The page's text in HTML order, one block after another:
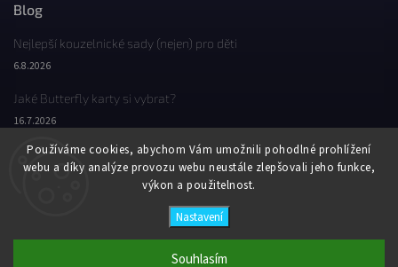
Používáme cookies, abychom Vám umožnili pohodlné prohlížení
webu a díky analýze provozu webu neustále zlepšovali jeho funkce,
výkon a použitelnost.
Nastavení
Souhlasím
Blog
Nejlepší kouzelnické sady (nejen) pro děti
6.8.2026
Jaké Butterfly karty si vybrat?
16.7.2026
Jaký byl Butterfly Wondercon 2025?
Copyright 2026Butterfly Wonderland. Všechna práva vyhrazena.
Shoptet | DesignShoptak.cz